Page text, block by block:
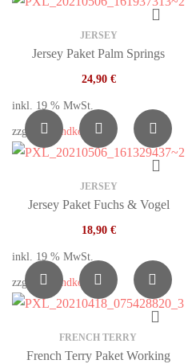
JERSEY
Jersey Paket Palm Springs
24,90 €
inkl. 19 % MwSt.
zzgl.
Versandkosten
JERSEY
Jersey Paket Fuchs & Vogel
18,90 €
inkl. 19 % MwSt.
zzgl.
Versandkosten
FRENCH TERRY
French Terry Paket Working